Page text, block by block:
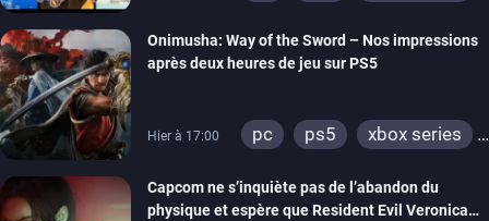
Onimusha: Way of the Sword – Nos impressions
après deux heures de jeu sur PS5
Hier à 17:00 pc ps5
xbox series
Capcom ne s’inquiète pas de l’abandon du
physique et espère que Resident Evil Veronica